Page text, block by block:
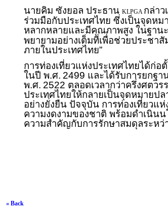
นายคิม ซังยอล ประธาน KLPGA กล่าว
ร่วมมือกับประเทศไทย ซึ่งเป็นจุดห
หลากหลายและมีคุณภาพสูง ในฐาน
พยายามอย่างเต็มที่เพื่อช่วยประชา
ภายในประเทศไทย”
การท่องเที่ยวแห่งประเทศไทยได้ก่อ
ในปี พ.ศ. 2499 และได้รับการยกฐา
พ.ศ. 2522 ตลอดเวลากว่าครึ่งศตว
ประเทศไทยให้กลายเป็นจุดหมายป
อย่างยั่งยืน ปัจจุบัน การท่องเที่ยวแ
ความงดงามของชาติ พร้อมดำเนินน
ความสำคัญกับการรักษาสมดุลระหว่
« Back